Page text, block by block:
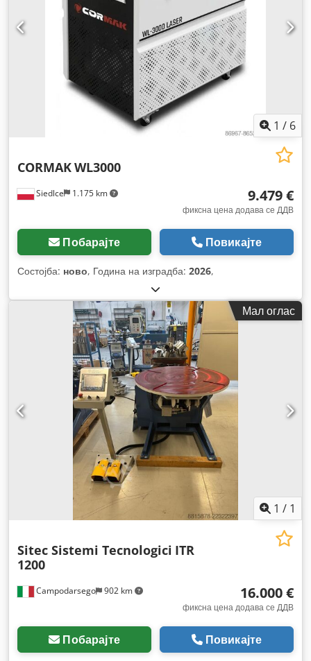
1 / 6
Siedlce 1.175 km
CORMAKWL3000
9.479 €
фиксна цена додава се ДДВ
Побарајте Повикајте
Состојба: ново, Година на изградба: 2026,
Мал оглас
1 / 1
Campodarsego 902 km
Sitec Sistemi Tecnologici ITR
1200
16.000 €
фиксна цена додава се ДДВ
Побарајте Повикајте